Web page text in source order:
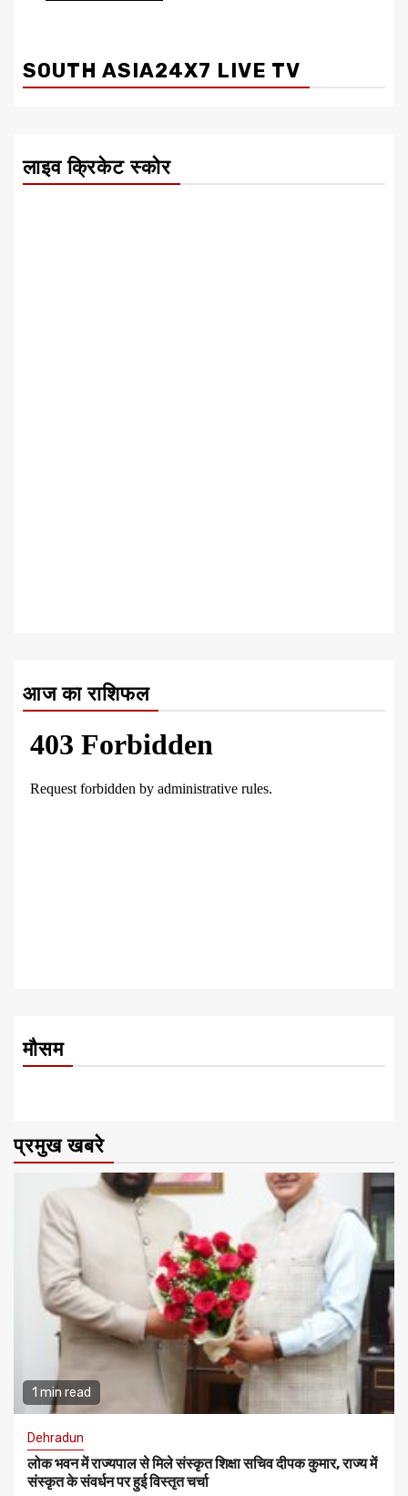
SOUTH ASIA24X7 LIVE TV
लाइव क्रिकेट स्कोर
आज का राशिफल
मौसम
प्रमुख खबरे
1 min read
Dehradun
लोक भवन में राज्यपाल से मिले संस्कृत शिक्षा सचिव दीपक कुमार, राज्य में
संस्कृत के संवर्धन पर हुई विस्तृत चर्चा